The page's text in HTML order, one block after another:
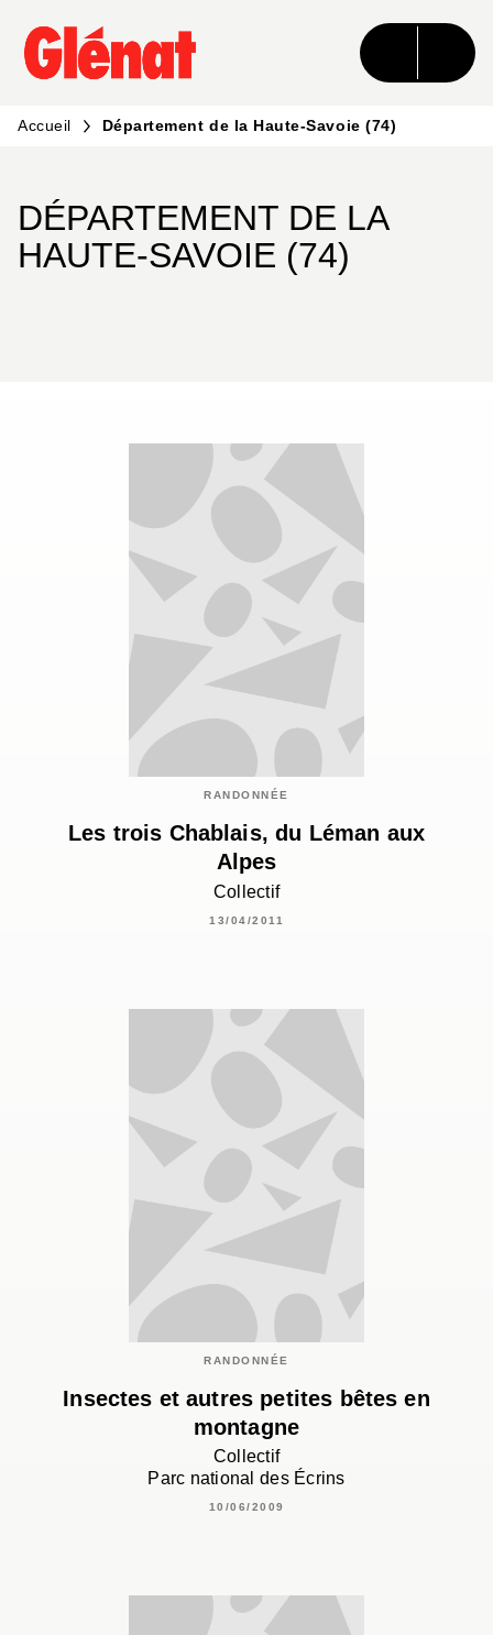
MENU RECHERCHE CONTENU
PIED DE PAGE
Accueil Département de la Haute-Savoie (74)
DÉPARTEMENT DE LA
HAUTE-SAVOIE (74)
RANDONNÉE
Les trois Chablais, du Léman aux
Alpes
Collectif
13/04/2011
RANDONNÉE
Insectes et autres petites bêtes en
montagne
Collectif
Parc national des Écrins
10/06/2009